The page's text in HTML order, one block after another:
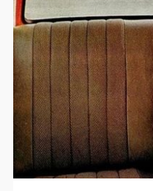
NEWSLETTER
SÍGUENOS